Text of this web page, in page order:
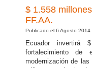
$ 1.558
FF.AA.
Publicado el 6 Agosto 2014
Ecuador invertirá
fortalecimiento
modernización de